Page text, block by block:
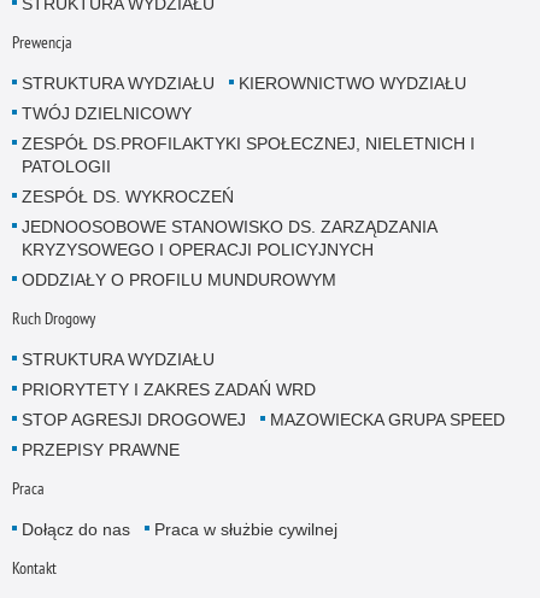
Prewencja
STRUKTURA WYDZIAŁU
KIEROWNICTWO WYDZIAŁU
TWÓJ DZIELNICOWY
ZESPÓŁ DS.PROFILAKTYKI SPOŁECZNEJ, NIELETNICH I
PATOLOGII
ZESPÓŁ DS. WYKROCZEŃ
JEDNOOSOBOWE STANOWISKO DS. ZARZĄDZANIA
KRYZYSOWEGO I OPERACJI POLICYJNYCH
ODDZIAŁY O PROFILU MUNDUROWYM
Ruch Drogowy
STRUKTURA WYDZIAŁU
PRIORYTETY I ZAKRES ZADAŃ WRD
STOP AGRESJI DROGOWEJ
MAZOWIECKA GRUPA SPEED
PRZEPISY PRAWNE
Praca
Dołącz do nas Praca w służbie cywilnej
Kontakt